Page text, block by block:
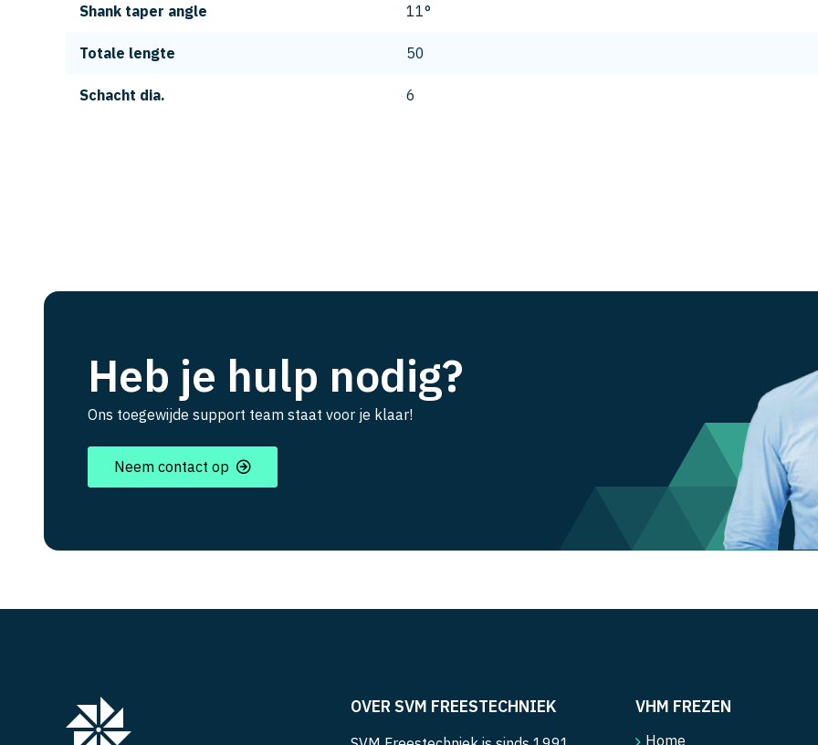
Shank taper angle 11°
Totale lengte 50
Schacht dia. 6
Heb je hulp nodig?
Ons toegewijde support team staat voor je klaar!
Neem contact op
OVER SVM FREESTECHNIEK VHM FREZEN
Home